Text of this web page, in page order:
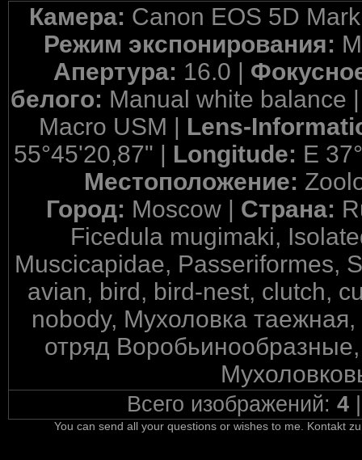
Камера: Canon EOS 5D
Режим экспонирования:
Апертура: 16.0 |
белого: Manual white balance
Macro USM | Lens-
55°45'20,87" | Longitude: E
Местоположение:
Город: Moscow | Страна:
Ficedula mugimaki,
Muscicapidae, Passeriformes,
avian, bird, bird-nest, clutch,
nobody, Мухоловка
отряд
Всего изображений: 4
You can send all your questions or wishes to me. Kontakt